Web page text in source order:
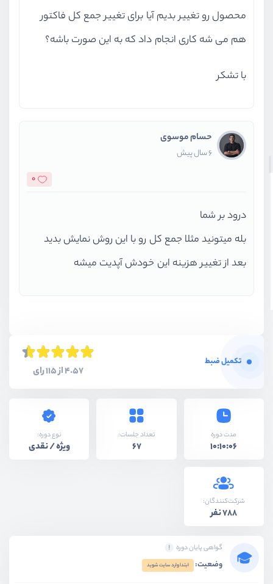
محصول رو تغییر بدیم آیا برای تغییر جمع کل فاکتور
هم می شه کاری انجام داد که به این صورت باشه؟
با تشکر
حسام موسوی
6 سال پیش
0
درود بر شما
بله میتونید مثلا جمع کل رو با این روش نمایش بدید
بعد از تغییر هزینه این خودش آپدیت میشه
تکمیل ضبط
4.57 از 115 رای
مدت دوره
10:10:06
تعداد جلسات:
67
نوع دوره:
ویژه / نقدی
شرکت‌کنندگان:
788 نفر
گواهی پایان دوره
وضعیت: ابتدا وارد سایت شوید